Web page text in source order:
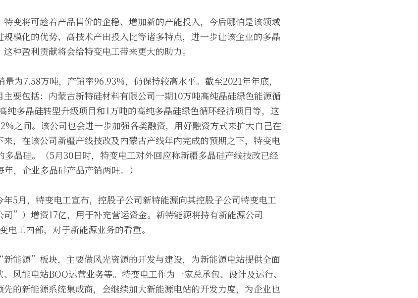
变将可趁着产品售价的企稳、增加新的产能投入，今后哪怕是该领域
模化的优势、高技术产出投入比等诸多特点，进一步让该企业的多晶
种盈利贡献将会给特变电工带来更大的助力。
为7.58万吨，产销率96.93%，仍保持较高水平。截至2021年年底，
要包括：内蒙古新特硅材料有限公司一期10万吨高纯晶硅绿色能源循
纯多晶硅转型升级项目和1万吨的高纯多晶硅绿色循环经济项目等，这
之间。该公司也会进一步加强各类融资，用好融资方式来扩大自己在
，在该公司新疆产线技改及内蒙古产线年内完成的预期之下，特变电
多晶硅。（5月30日时，特变电工对外回应称新疆多晶硅产线技改已经
，企业多晶硅产品产销两旺。）
5月，特变电工宣布，控股子公司新特能源向其控股子公司特变电工
”）增资17亿，用于补充营运资金。新特能源将持有新能源公司
电工内部，对于新能源业务的看重。
能源”板块，主要做风光资源的开发与建设，为新能源电站提供全面
风能电站BOO运营业务等。特变电工作为一家总承包、设计及运行、
的新能源系统集成商，会继续加大新能源电站的开发力度，为企业也